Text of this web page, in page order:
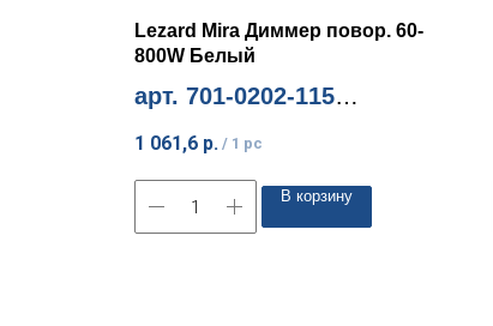
Lezard Mira Диммер повор. 60-
800W Белый
арт. 701-0202-115
Миним. количество 1шт
1 061,6 р. / 1 pc
В корзину